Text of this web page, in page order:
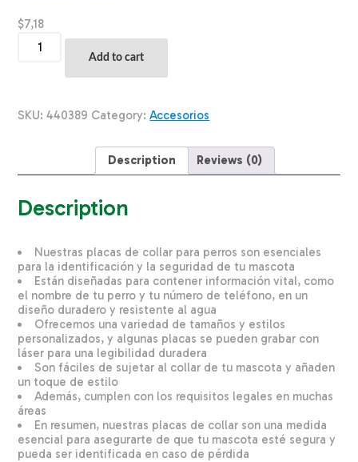
$7,18
Para
Forma
ENGRAVERS
Unidad
Add to cart
SKU:440389 Category:Accesorios
Description Reviews (0)
Description
Nuestras placas de collar para perros son esenciales
para la identificación y la seguridad de tu mascota
Están diseñadas para contener información vital, como
el nombre de tu perro y tu número de teléfono, en un
diseño duradero y resistente al agua
Ofrecemos una variedad de tamaños y estilos
personalizados, y algunas placas se pueden grabar con
láser para una legibilidad duradera
Son fáciles de sujetar al collar de tu mascota y añaden
un toque de estilo
Además, cumplen con los requisitos legales en muchas
áreas
En resumen, nuestras placas de collar son una medida
esencial para asegurarte de que tu mascota esté segura y
pueda ser identificada en caso de pérdida